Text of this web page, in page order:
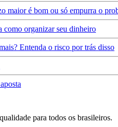
maior é bom ou só empurra o
como organizar seu dinheiro
Entenda o risco por trás disso
para todos os brasileiros.